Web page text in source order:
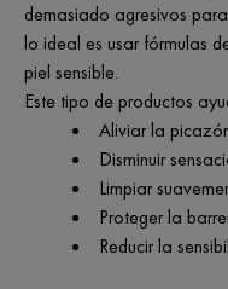
demasiado agresivos
lo ideal es usar fórmulas
piel sensible.
Este tipo de productos
Aliviar la
Disminuir
Limpiar
Proteger la
Reducir la